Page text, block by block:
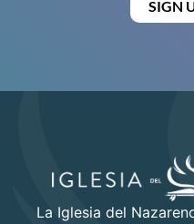
SIGN
La Iglesia del